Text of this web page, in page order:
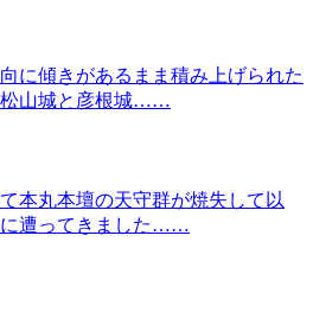
に傾きがあるまま積み上げられた
松山城と彦根城……
本丸本壇の天守群が焼失して以
に遭ってきました……